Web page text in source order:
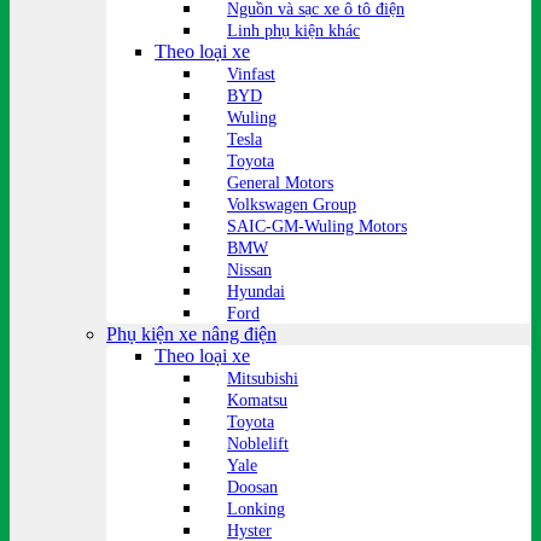
Nguồn và sạc xe ô tô điện
Linh phụ kiện khác
Theo loại xe
Vinfast
BYD
Wuling
Tesla
Toyota
General Motors
Volkswagen Group
SAIC-GM-Wuling Motors
BMW
Nissan
Hyundai
Ford
Phụ kiện xe nâng điện
Theo loại xe
Mitsubishi
Komatsu
Toyota
Noblelift
Yale
Doosan
Lonking
Hyster